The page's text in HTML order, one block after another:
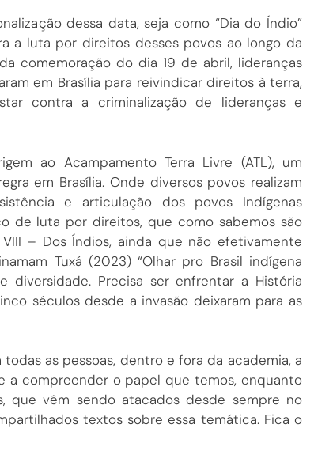
dessa data, seja como “Dia do Índio”
a luta por direitos desses povos ao longo da
comemoração do dia 19 de abril, lideranças
em Brasília para reivindicar direitos à terra,
contra a criminalização de lideranças e
ao Acampamento Terra Livre (ATL), um
em Brasília. Onde diversos povos realizam
e articulação dos povos Indígenas
de luta por direitos, que como sabemos são
– Dos Índios, ainda que não efetivamente
Tuxá (2023) “Olhar pro Brasil indígena
diversidade. Precisa ser enfrentar a História
séculos desde a invasão deixaram para as
as pessoas, dentro e fora da academia, a
a compreender o papel que temos, enquanto
que vêm sendo atacados desde sempre no
textos sobre essa temática. Fica o